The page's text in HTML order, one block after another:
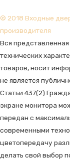
© 2018 Входные
производителя
Вся
технических
товаров, носит
не является
Статьи 437(2)
экране монитора
передан с
современными
цветопередачу
делать свой выбор